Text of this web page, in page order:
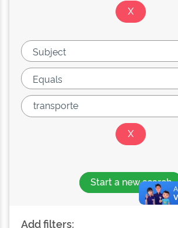
Start a new search
Add filters: